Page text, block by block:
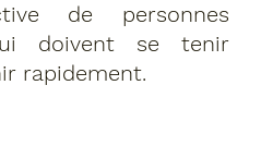
de personnes
doivent se tenir
rapidement.